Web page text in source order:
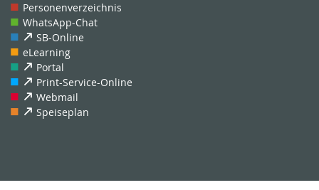
Personenverzeichnis
WhatsApp-Chat
SB-Online
eLearning
Portal
Print-Service-Online
Webmail
Speiseplan